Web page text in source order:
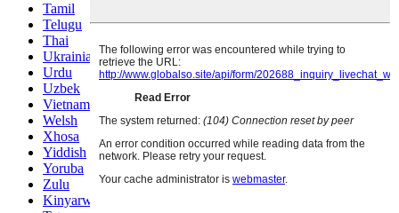
Tamil
Telugu
Thai
Ukrainian
Urdu
Uzbek
Vietnamese
Welsh
Xhosa
Yiddish
Yoruba
Zulu
Kinyarwanda